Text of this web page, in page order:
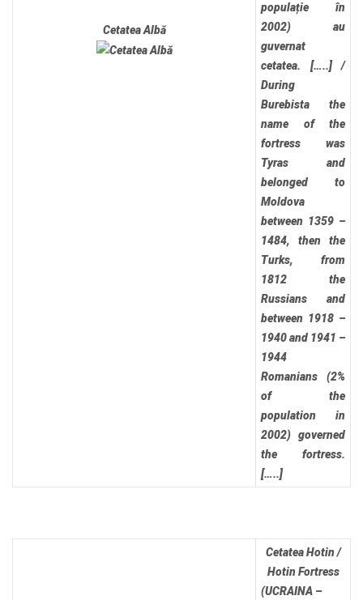
Cetatea Albă
populație în
2002) au
guvernat
cetatea. […..]/
During
Burebista the
name of the
fortress was
Tyras and
belonged to
Moldova
between 1359 –
1484, then the
Turks, from
1812 the
Russians and
between 1918 –
1940 and 1941 –
1944
Romanians (2%
of the
population in
2002) governed
the fortress.
[…..]
Cetatea Hotin /
Hotin Fortress
(UCRAINA –